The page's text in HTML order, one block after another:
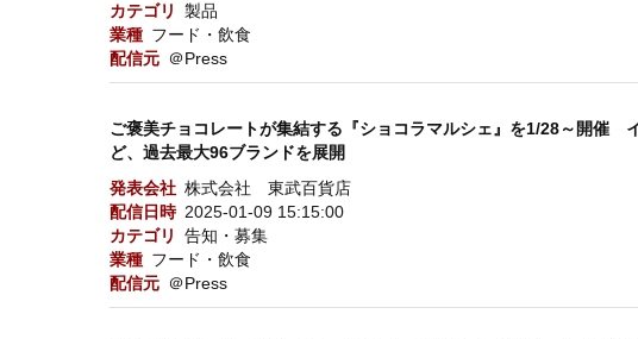
カテゴリ
製品
業種 フード・飲食
配信元 ＠Press
ご褒美チョコレートが集結する『ショコラマルシェ』を1/28～開催
ど、過去最大96ブランドを展開
発表会社 株式会社 東武百貨店
配信日時 2025-01-09 15:15:00
カテゴリ
告知・募集
業種 フード・飲食
配信元 ＠Press